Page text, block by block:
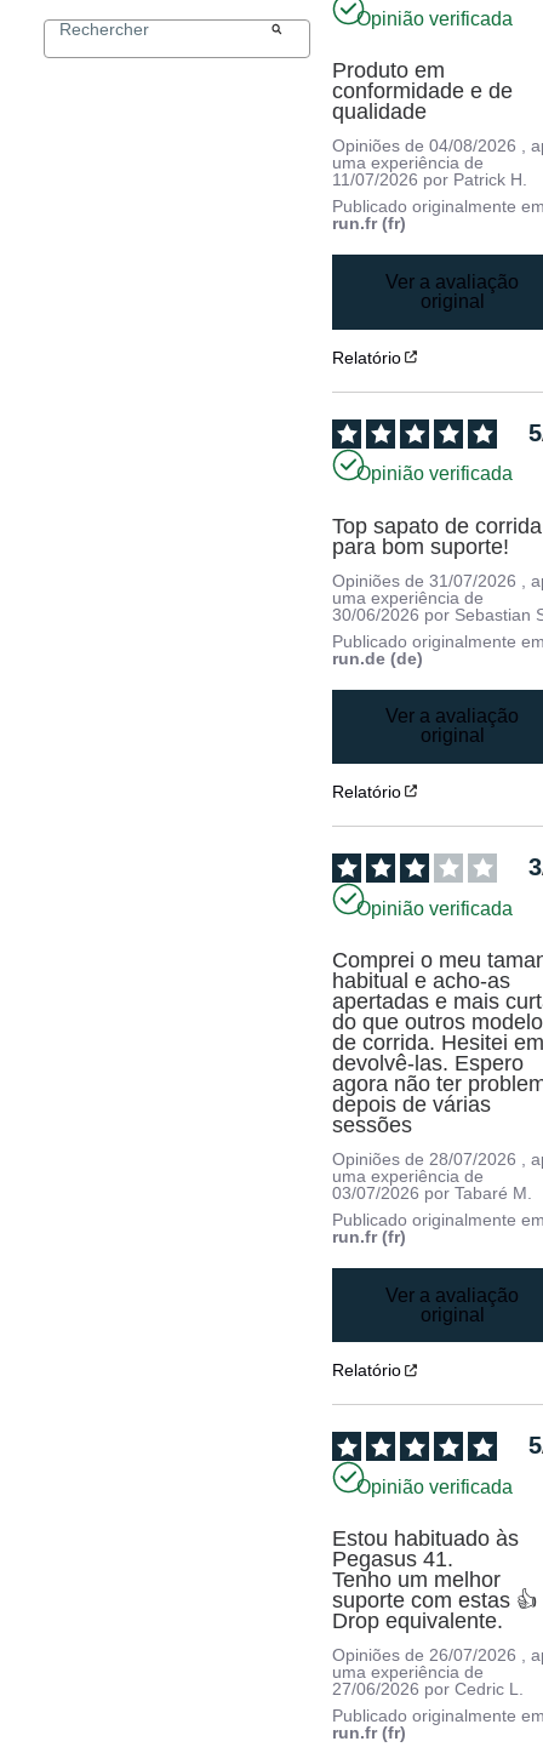
Opinião verificada
Produto em
conformidade e de
qualidade
Opiniões de04/08/2026 ,
uma experiência de
11/07/2026 por Patrick H.
Publicado originalmente
run.fr (fr)
Ver a avaliação
original
Relatório
5
Opinião verificada
Top sapato de corrida
para bom suporte!
Opiniões de31/07/2026
,
uma experiência de
30/06/2026 por Sebastian
Publicado originalmente
run.de (de)
Ver a avaliação
original
Relatório
3
Opinião verificada
Comprei o meu
habitual e acho-as
apertadas e mais
do que outros
de corrida. Hesitei
devolvê-las. Espero
agora não ter
depois de várias
sessões
Opiniões de 28/07/2026
,
uma experiência de
03/07/2026 porTabaré M.
Publicado originalmente
run.fr (fr)
Ver a avaliação
original
Relatório
5
Opinião verificada
Estou habituado às
Pegasus 41.
Tenho um melhor
suporte com estas 👍
Drop equivalente.
Opiniões de26/07/2026 ,
uma experiência de
27/06/2026 porCedric L.
Publicado originalmente
run.fr (fr)